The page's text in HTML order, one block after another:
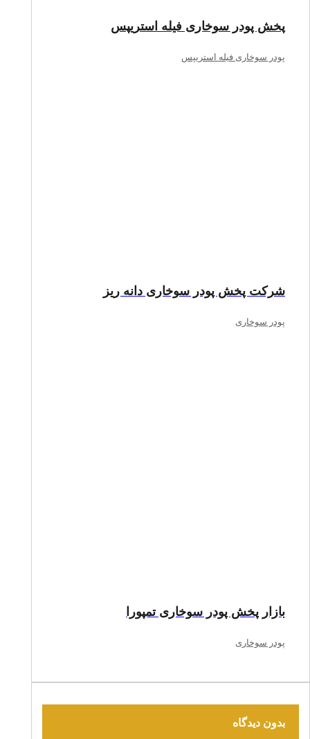
پخش پودر سوخاری فیله استریپس
پودر سوخاری فیله استریپس
شرکت پخش پودر سوخاری دانه ریز
پودر سوخاری
بازار پخش پودر سوخاری تمپورا
پودر سوخاری
بدون دیدگاه